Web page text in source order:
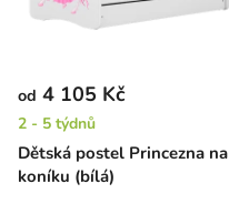
Dětská postel Princezna na
koníku (bílá)
od 4 105 Kč
2 - 5 týdnů